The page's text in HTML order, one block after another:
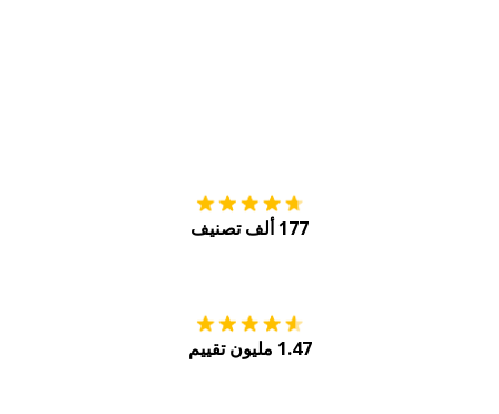
177 ألف تصنيف
1.47 مليون تقييم